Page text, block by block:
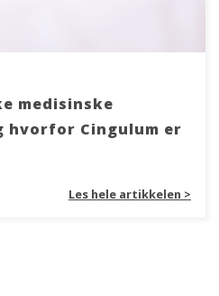
medisinske
hvorfor Cingulum er
Les hele artikkelen >